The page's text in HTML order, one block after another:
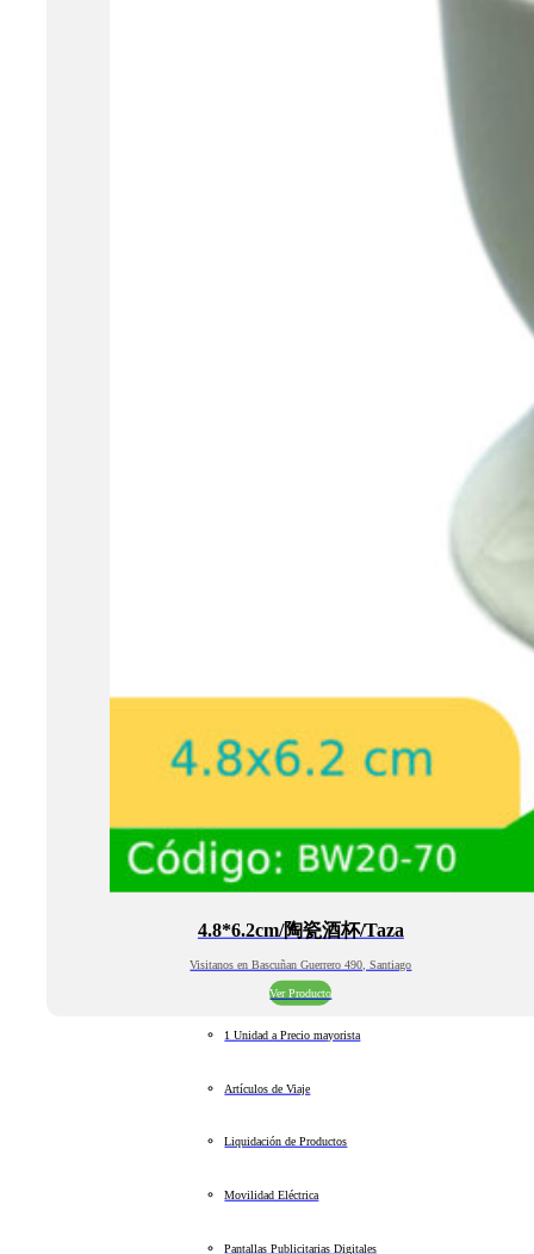
4.8*6.2cm/陶瓷酒杯/Taza
Visitanos en Bascuñan Guerrero 490, Santiago
Ver Producto
1 Unidad a Precio mayorista
Artículos de Viaje
Liquidación de Productos
Movilidad Eléctrica
Pantallas Publicitarias Digitales